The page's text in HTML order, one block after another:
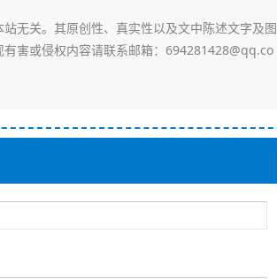
无关。其原创性、真实性以及文中陈述文字及图
害或侵权内容请联系邮箱：694281428@qq.co